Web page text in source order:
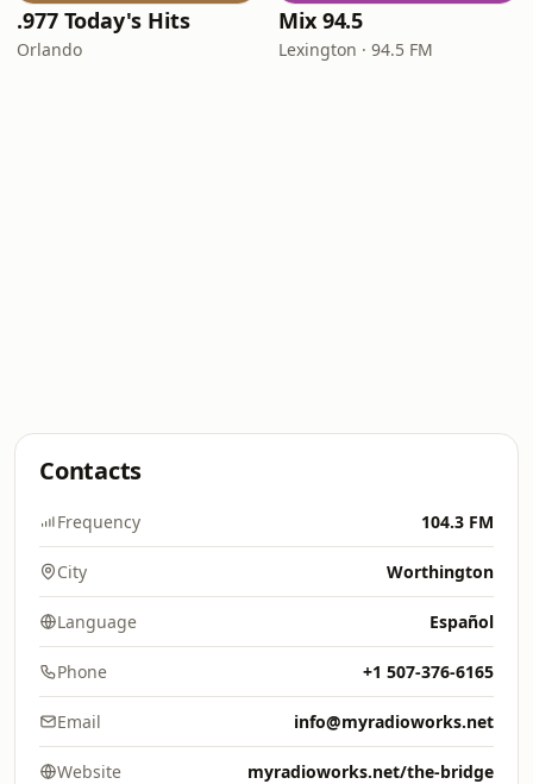
.977 Today's Hits
Orlando
Mix 94.5
Lexington · 94.5 FM
Contacts
Frequency 104.3 FM
City Worthington
Language Español
Phone +1 507-376-6165
Email info@myradioworks.net
Website myradioworks.net/the-bridge